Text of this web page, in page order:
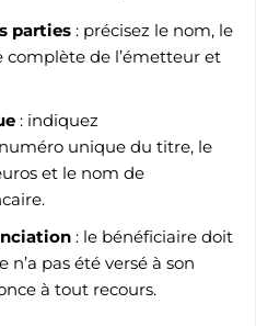
parties : précisez le nom, le
complète de l’émetteur et
: indiquez
unique du titre, le
et le nom de
: le bénéficiaire doit
pas été versé à son
à tout recours.